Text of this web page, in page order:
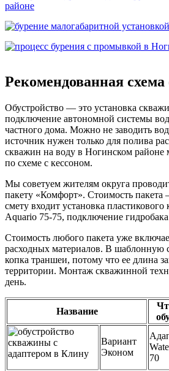
Рекомендованная схема
Обустройство — это установка
подключение автономной системы
частного дома. Можно не заводить
источник нужен только для полива
скважин на воду в Ногинском районе
по схеме с кессоном.
Мы советуем жителям округа
пакету «Комфорт». Стоимость
смету входит установка пластикового
Aquario 75-75, подключение
Стоимость любого пакета уже
расходных материалов. В шаблонную
копка траншеи, потому что ее длина
территории. Монтаж скважинной
день.
Название
Вариант
Эконом
70